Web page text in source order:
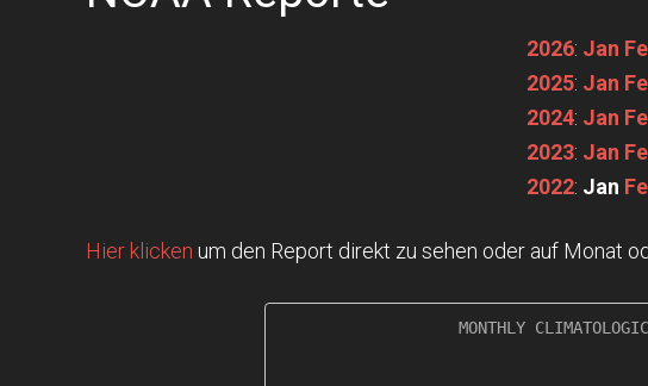
2026: Jan
2025: Jan
2024: Jan
2023: Jan
2022: Jan
Hier klicken um den Report direkt zu sehen oder auf Monat
MONTHLY